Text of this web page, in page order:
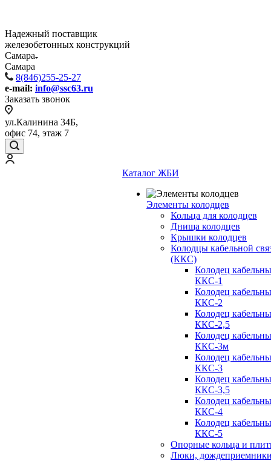
Надежный поставщик
железобетонных конструкций
Самара
Самара
8(846)255-25-27
e-mail: info@ssc63.ru
Заказать звонок
ул.Калинина 34Б,
офис 74, этаж 7
Каталог ЖБИ
Элементы колодцев
Кольца для колодцев
Днища колодцев
Крышки колодцев
Колодцы кабельной
(ККС)
Колодец
ККС-1
Колодец
ККС-2
Колодец
ККС-2,5
Колодец
ККС-3м
Колодец
ККС-3
Колодец
ККС-3,5
Колодец
ККС-4
Колодец
ККС-5
Опорные кольца и
Люки,